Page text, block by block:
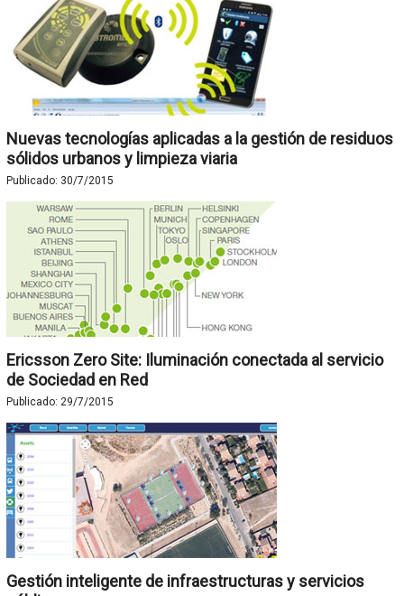
Nuevas tecnologías aplicadas a la gestión de residuos
sólidos urbanos y limpieza viaria
Publicado: 30/7/2015
Ericsson Zero Site: Iluminación conectada al servicio
de Sociedad en Red
Publicado: 29/7/2015
Gestión inteligente de infraestructuras y servicios